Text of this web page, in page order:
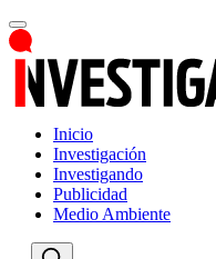
Inicio
Investigación
Investigando
Publicidad
Medio Ambiente